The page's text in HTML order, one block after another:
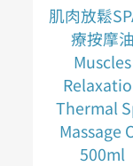
肌肉放鬆
療按摩油
Muscles
Thermal
Massage
500ml